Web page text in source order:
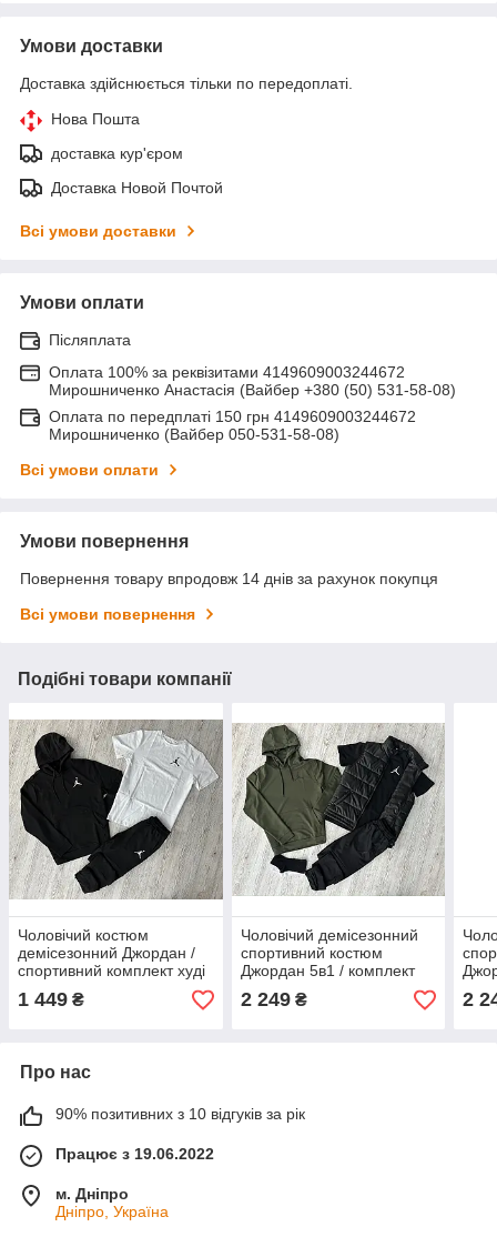
Умови доставки
Доставка здійснюється тільки по передоплаті.
Нова Пошта
доставка кур'єром
Доставка Новой Почтой
Всі умови доставки
Умови оплати
Післяплата
Оплата 100% за реквізитами 4149609003244672
Мирошниченко Анастасія (Вайбер +380 (50) 531-58-08)
Оплата по передплаті 150 грн 4149609003244672
Мирошниченко (Вайбер 050-531-58-08)
Всі умови оплати
Умови повернення
Повернення товару впродовж 14 днів за рахунок покупця
Всі умови повернення
Подібні товари компанії
Чоловічий костюм
демісезонний Джордан /
спортивний комплект худі
чорний + футболка біла +
штани Jordan
1 449 ₴
Чоловічий демісезонний
спортивний костюм
Джордан 5в1 / комплект
худі + футболка + штани +
жилетка + шкарпетки
2 249₴ 2
Про нас
90% позитивних з 10 відгуків за рік
Працює з 19.06.2022
м. Дніпро
Дніпро, Україна